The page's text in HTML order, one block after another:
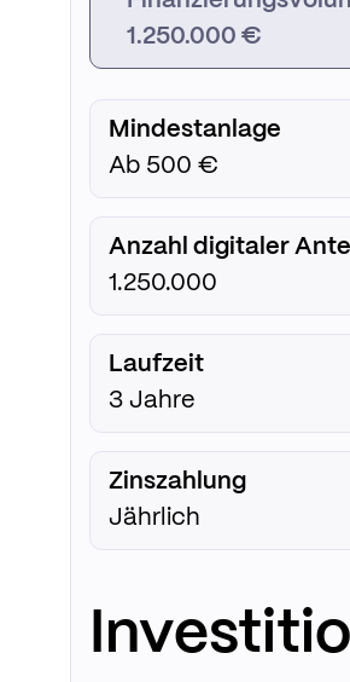
1.250.000 €
Mindestanlage
Ab 500 €
Anzahl digitaler
1.250.000
Laufzeit
3 Jahre
Zinszahlung
Jährlich